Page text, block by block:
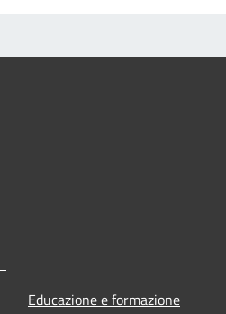
Educazione e formazione